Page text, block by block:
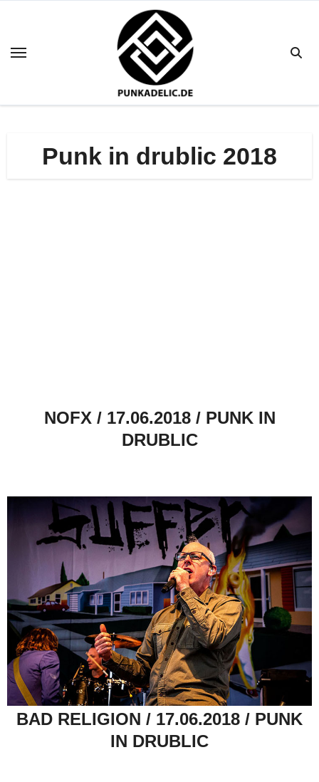
springen
Punk in drublic 2018
NOFX / 17.06.2018 / PUNK IN
DRUBLIC
BAD RELIGION / 17.06.2018 / PUNK
IN DRUBLIC